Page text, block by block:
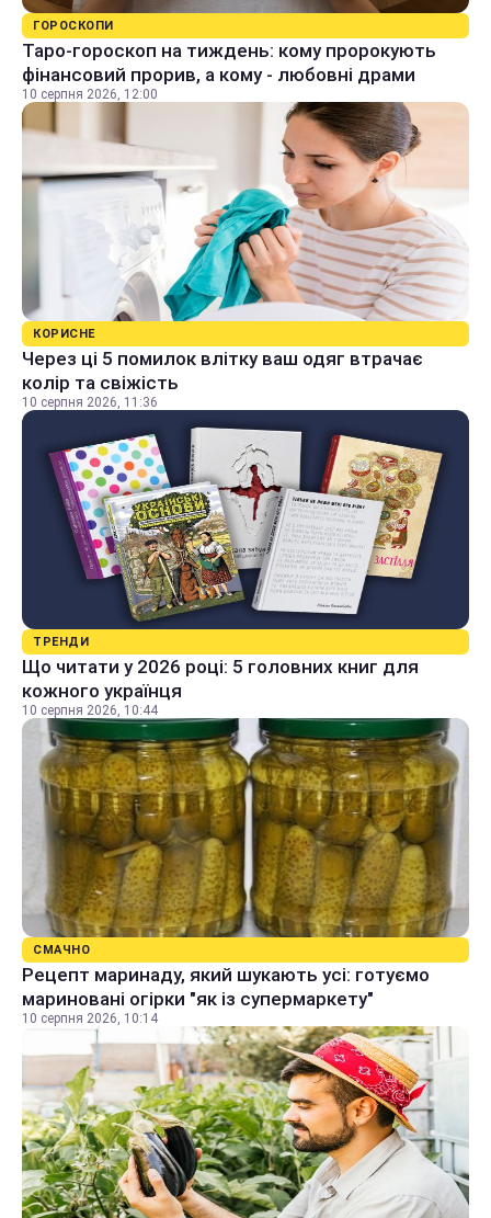
ГОРОСКОПИ
Таро-гороскоп на тиждень: кому пророкують
фінансовий прорив, а кому - любовні драми
10 серпня 2026, 12:00
КОРИСНЕ
Через ці 5 помилок влітку ваш одяг втрачає
колір та свіжість
10 серпня 2026, 11:36
ТРЕНДИ
Що читати у 2026 році: 5 головних книг для
кожного українця
10 серпня 2026, 10:44
СМАЧНО
Рецепт маринаду, який шукають усі: готуємо
мариновані огірки "як із супермаркету"
10 серпня 2026, 10:14